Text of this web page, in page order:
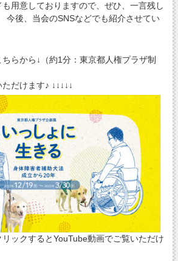
用意しておりますので、ぜひ、一言残し
後、当会のSNSなどでも紹介させてい
らから↓（約1分：東京都人権プラザ制
だけます♪ ↓↓↓↓↓
ックするとYouTube動画でご覧いただけ